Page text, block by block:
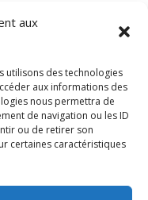
aux
utilisons des technologies
aux informations des
nous permettra de
de navigation ou les ID
ou de retirer son
certaines caractéristiques